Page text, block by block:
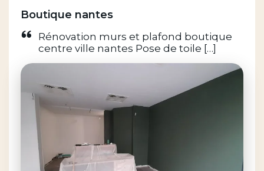
Boutique nantes
Rénovation murs et plafond boutique
centre ville nantes Pose de toile […]